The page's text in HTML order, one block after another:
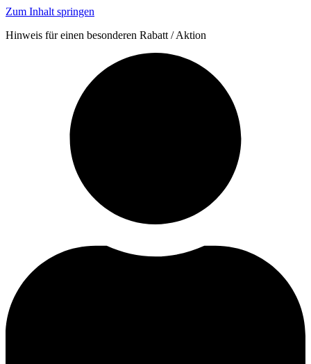
Zum Inhalt springen
Hinweis für einen besonderen Rabatt / Aktion